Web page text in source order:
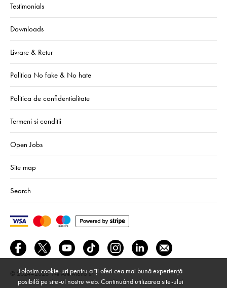
Testimonials
Downloads
Livrare & Retur
Politica No fake & No hate
Politica de confidentialitate
Termeni si conditii
Open Jobs
Site map
Search
© 2024–2026 We Are Mono srl
Folosim cookie-uri pentru a îți oferi cea mai bună experiență
posibilă pe site-ul nostru web. Continuând utilizarea site-ului